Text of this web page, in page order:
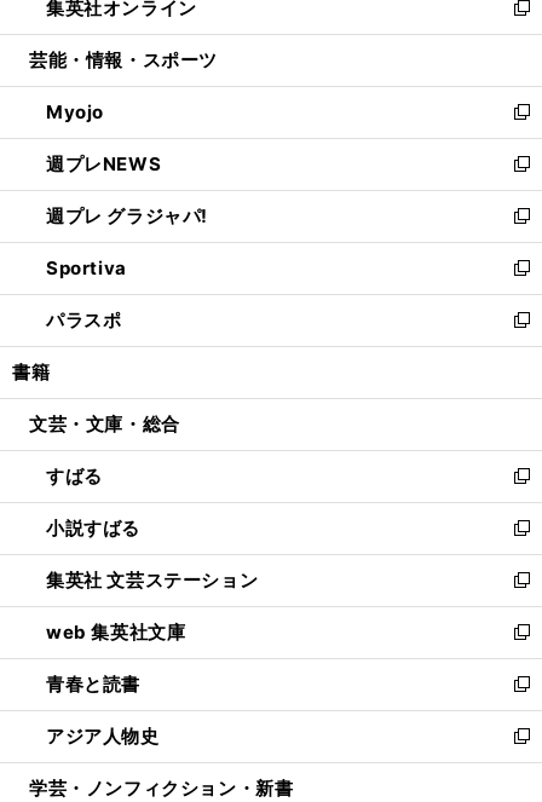
く
で
開
ド
ウ
開
く
ィ
ン
ウ
で
開
く
い
ウ
ン
ド
ウ
で
開
く
集英社オンライン
新
し
ウ
ィ
ン
ド
ウ
で
開
く
芸能・情報・スポーツ
Myojo
新
し
い
ウ
ィ
ン
ド
ウ
で
開
週プレNEWS
新
し
い
ウ
ィ
ン
ド
ウ
開
週プレ グラジャパ!
新
し
い
ウ
ィ
ン
ウ
開
く
Sportiva
新
し
い
ウ
ン
ウ
で
開
く
パラスポ
新
し
ウ
ン
ド
ウ
で
開
く
書籍
文芸・文庫・総合
すばる
新
し
い
ウ
ィ
ン
ド
ウ
で
開
く
小説すばる
新
し
い
ウ
ィ
ン
ド
ウ
で
開
集英社 文芸ステーション
新
し
い
ウ
ィ
ン
ド
ウ
web 集英社文庫
新
し
い
ウ
ィ
ン
青春と読書
新
し
い
ウ
アジア人物史
新
し
学芸・ノンフィクション・新書